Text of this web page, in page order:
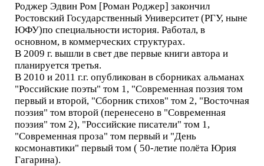
Роджер Эдвин Ром [Роман Роджер] закончил
Ростовский Государственный Университет (РГУ, ныне
ЮФУ)по специальности история. Работал, в
основном, в коммерческих структурах.
В 2009 г. вышли в свет две первые книги автора и
планируется третья.
В 2010 и 2011 г.г. опубликован в сборниках альманах
"Российские поэты" том 1, "Современная поэзия том
первый и второй, "Сборник стихов" том 2, "Восточная
поэзия" том второй (перенесено в "Современная
поэзия" том 2), "Российские писатели" том 1,
"Современная проза" том первый и "День
космонавтики" первый том ( 50-летие полёта Юрия
Гагарина).